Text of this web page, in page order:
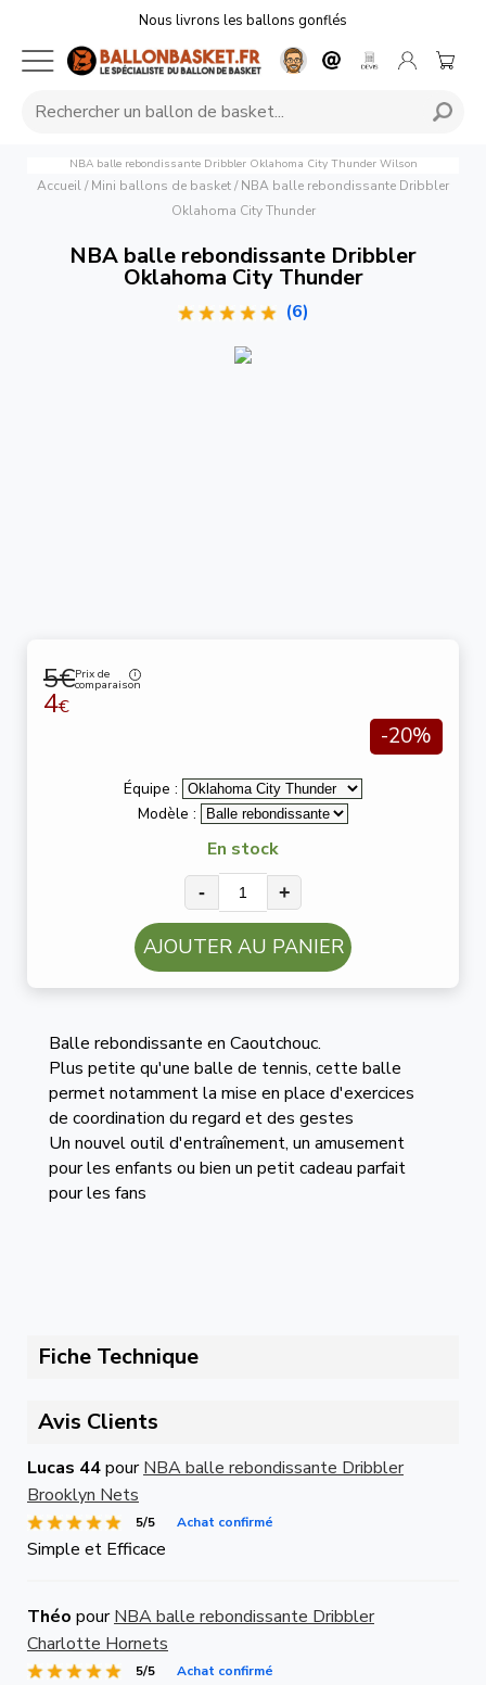
Nous livrons les ballons gonflés
NBA balle rebondissante Dribbler Oklahoma City Thunder Wilson
Accueil/ Mini ballons de basket/ NBA balle rebondissante Dribbler
Oklahoma City Thunder
NBA balle rebondissante Dribbler
Oklahoma City Thunder
(6)
5€Prix de
comparaison
4€
-20%
Équipe :
Modèle :
En stock
- +
AJOUTER AU PANIER
Balle rebondissante en Caoutchouc.
Plus petite qu'une balle de tennis, cette balle
permet notamment la mise en place d'exercices
de coordination du regard et des gestes
Un nouvel outil d'entraînement, un amusement
pour les enfants ou bien un petit cadeau parfait
pour les fans
Fiche Technique
Avis Clients
Lucas 44pourNBA balle rebondissante Dribbler
Brooklyn Nets
5/5 Achat confirmé
Simple et Efficace
Théo pourNBA balle rebondissante Dribbler
Charlotte Hornets
5/5 Achat confirmé